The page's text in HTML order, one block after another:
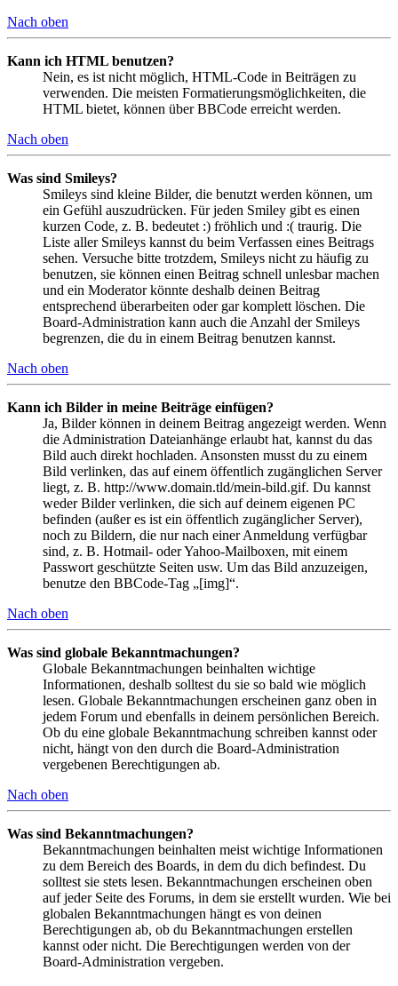
Nach oben
Kann ich HTML benutzen?
Nein, es ist nicht möglich, HTML-Code in Beiträgen zu
verwenden. Die meisten Formatierungsmöglichkeiten, die
HTML bietet, können über BBCode erreicht werden.
Nach oben
Was sind Smileys?
Smileys sind kleine Bilder, die benutzt werden können, um
ein Gefühl auszudrücken. Für jeden Smiley gibt es einen
kurzen Code, z. B. bedeutet :) fröhlich und :( traurig. Die
Liste aller Smileys kannst du beim Verfassen eines Beitrags
sehen. Versuche bitte trotzdem, Smileys nicht zu häufig zu
benutzen, sie können einen Beitrag schnell unlesbar machen
und ein Moderator könnte deshalb deinen Beitrag
entsprechend überarbeiten oder gar komplett löschen. Die
Board-Administration kann auch die Anzahl der Smileys
begrenzen, die du in einem Beitrag benutzen kannst.
Nach oben
Kann ich Bilder in meine Beiträge einfügen?
Ja, Bilder können in deinem Beitrag angezeigt werden. Wenn
die Administration Dateianhänge erlaubt hat, kannst du das
Bild auch direkt hochladen. Ansonsten musst du zu einem
Bild verlinken, das auf einem öffentlich zugänglichen Server
liegt, z. B. http://www.domain.tld/mein-bild.gif. Du kannst
weder Bilder verlinken, die sich auf deinem eigenen PC
befinden (außer es ist ein öffentlich zugänglicher Server),
noch zu Bildern, die nur nach einer Anmeldung verfügbar
sind, z. B. Hotmail- oder Yahoo-Mailboxen, mit einem
Passwort geschützte Seiten usw. Um das Bild anzuzeigen,
benutze den BBCode-Tag „[img]“.
Nach oben
Was sind globale Bekanntmachungen?
Globale Bekanntmachungen beinhalten wichtige
Informationen, deshalb solltest du sie so bald wie möglich
lesen. Globale Bekanntmachungen erscheinen ganz oben in
jedem Forum und ebenfalls in deinem persönlichen Bereich.
Ob du eine globale Bekanntmachung schreiben kannst oder
nicht, hängt von den durch die Board-Administration
vergebenen Berechtigungen ab.
Nach oben
Was sind Bekanntmachungen?
Bekanntmachungen beinhalten meist wichtige Informationen
zu dem Bereich des Boards, in dem du dich befindest. Du
solltest sie stets lesen. Bekanntmachungen erscheinen oben
auf jeder Seite des Forums, in dem sie erstellt wurden. Wie bei
globalen Bekanntmachungen hängt es von deinen
Berechtigungen ab, ob du Bekanntmachungen erstellen
kannst oder nicht. Die Berechtigungen werden von der
Board-Administration vergeben.